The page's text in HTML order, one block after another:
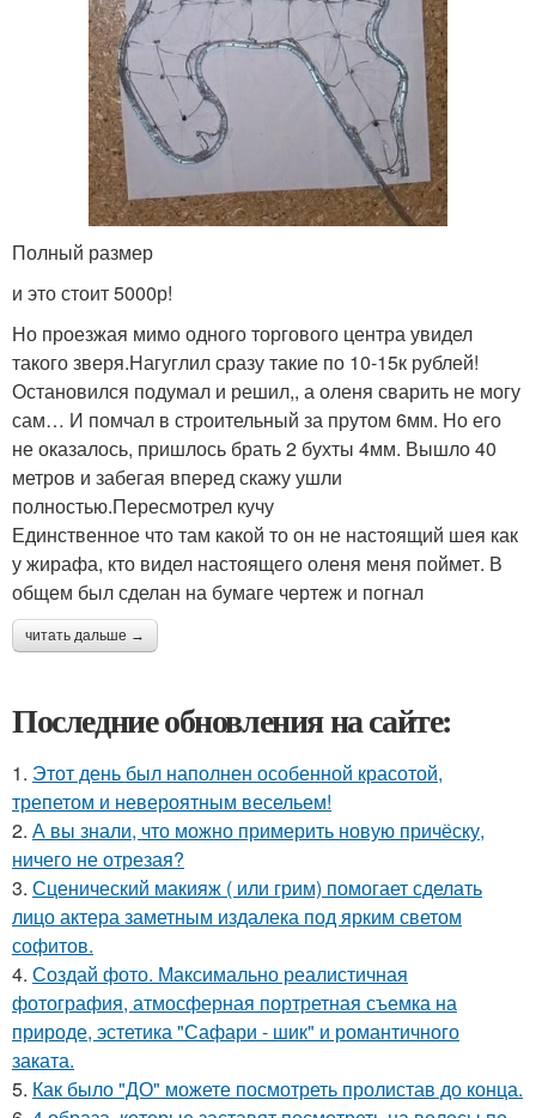
Полный размер
и это стоит 5000р!
Но проезжая мимо одного торгового центра увидел
такого зверя.Нагуглил сразу такие по 10-15к рублей!
Остановился подумал и решил,, а оленя сварить не могу
сам… И помчал в строительный за прутом 6мм. Но его
не оказалось, пришлось брать 2 бухты 4мм. Вышло 40
метров и забегая вперед скажу ушли
полностью.Пересмотрел кучу
Единственное что там какой то он не настоящий шея как
у жирафа, кто видел настоящего оленя меня поймет. В
общем был сделан на бумаге чертеж и погнал
читать дальше →
Последние обновления на сайте:
1. Этот день был наполнен особенной красотой,
трепетом и невероятным весельем!
2. А вы знали, что можно примерить новую причёску,
ничего не отрезая?
3. Сценический макияж ( или грим) помогает сделать
лицо актера заметным издалека под ярким светом
софитов.
4. Создай фото. Максимально реалистичная
фотография, атмосферная портретная съемка на
природе, эстетика "Сафари - шик" и романтичного
заката.
5. Как было "ДО" можете посмотреть пролистав до конца.